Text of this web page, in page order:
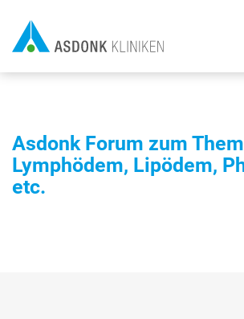
zum
Inhalt
Asdonk Forum zum
Lymphödem, Lipödem,
etc.